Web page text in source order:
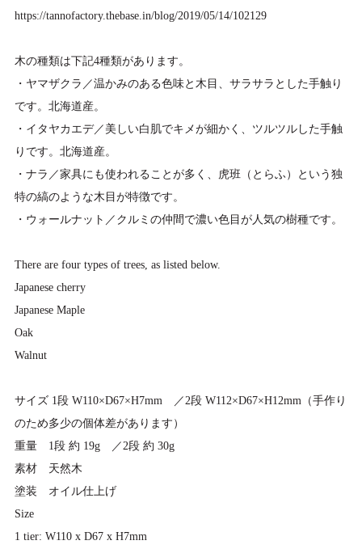
https://tannofactory.thebase.in/blog/2019/05/14/102129
木の種類は下記4種類があります。
・ヤマザクラ／温かみのある色味と木目、サラサラとした手触り
です。北海道産。
・イタヤカエデ／美しい白肌でキメが細かく、ツルツルした手触
りです。北海道産。
・ナラ／家具にも使われることが多く、虎班（とらふ）という独
特の縞のような木目が特徴です。
・ウォールナット／クルミの仲間で濃い色目が人気の樹種です。
There are four types of trees, as listed below.
Japanese cherry
Japanese Maple
Oak
Walnut
サイズ 1段 W110×D67×H7mm ／2段 W112×D67×H12mm（手作り
のため多少の個体差があります）
重量 1段 約 19g ／2段 約 30g
素材 天然木
塗装 オイル仕上げ
Size
1 tier: W110 x D67 x H7mm